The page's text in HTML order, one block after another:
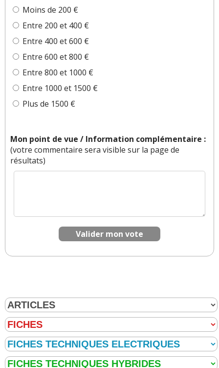
Moins de 200 €
Entre 200 et 400 €
Entre 400 et 600 €
Entre 600 et 800 €
Entre 800 et 1000 €
Entre 1000 et 1500 €
Plus de 1500 €
Mon point de vue / Information complémentaire :
(votre commentaire sera visible sur la page de
résultats)
Valider mon vote